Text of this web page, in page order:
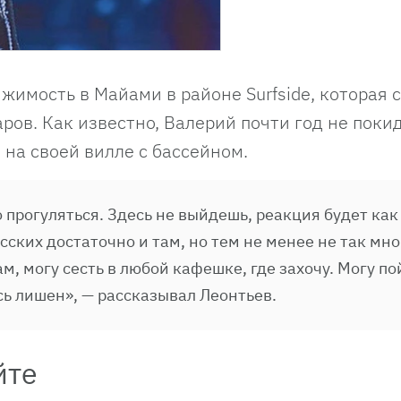
в Майами в районе Surfside, которая
Как известно, Валерий почти год не
своей вилле с бассейном.
Здесь не выйдешь, реакция будет
достаточно и там, но тем не менее не так
могу сесть в любой кафешке, где захочу. Могу
лишен», — рассказывал Леонтьев.